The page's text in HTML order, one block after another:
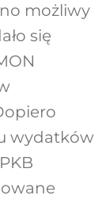
możliwy
się
wydatków